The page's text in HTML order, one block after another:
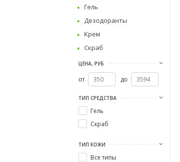
Гель
Дезодоранты
Крем
Скраб
ЦЕНА, РУБ
от до
ТИП СРЕДСТВА
Гель
Скраб
ТИП КОЖИ
Все типы